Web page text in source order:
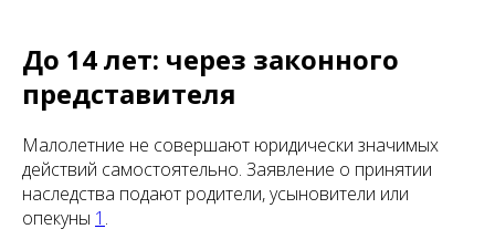
До 14 лет: через законного
представителя
Малолетние не совершают юридически значимых
действий самостоятельно. Заявление о принятии
наследства подают родители, усыновители или
опекуны 1 .